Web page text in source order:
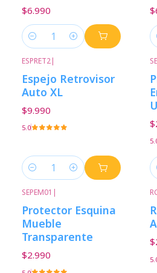
$6.990
Cantidad
ESPRET2|
Espejo Retrovisor
Auto XL
$9.990
5.0
Cantidad
SEPEM01 |
Protector Esquina
Mueble
Transparente
$2.990